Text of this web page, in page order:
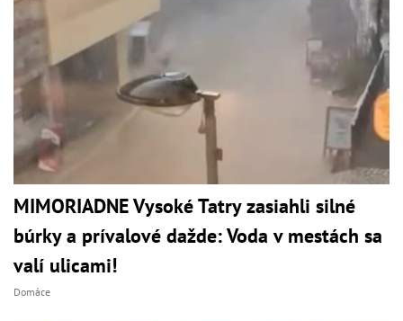
MIMORIADNE Vysoké Tatry zasiahli silné
búrky a prívalové dažde: Voda v mestách sa
valí ulicami!
Domáce